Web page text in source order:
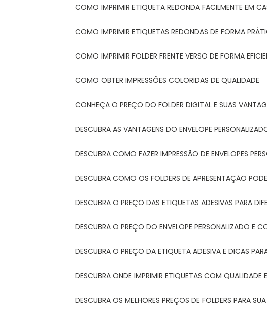
COMO IMPRIMIR ETIQUETA REDONDA FACILMENTE EM
COMO IMPRIMIR ETIQUETAS REDONDAS DE FORMA
COMO IMPRIMIR FOLDER FRENTE VERSO DE FORMA
COMO OBTER IMPRESSÕES COLORIDAS DE QUALIDADE
CONHEÇA O PREÇO DO FOLDER DIGITAL E SUAS
DESCUBRA AS VANTAGENS DO ENVELOPE
DESCUBRA COMO FAZER IMPRESSÃO DE ENVELOPES
DESCUBRA COMO OS FOLDERS DE APRESENTAÇÃO
DESCUBRA O PREÇO DAS ETIQUETAS ADESIVAS PARA
DESCUBRA O PREÇO DO ENVELOPE PERSONALIZADO E
DESCUBRA O PREÇO DA ETIQUETA ADESIVA E DICAS
DESCUBRA ONDE IMPRIMIR ETIQUETAS COM QUALIDADE
DESCUBRA OS MELHORES PREÇOS DE FOLDERS PARA